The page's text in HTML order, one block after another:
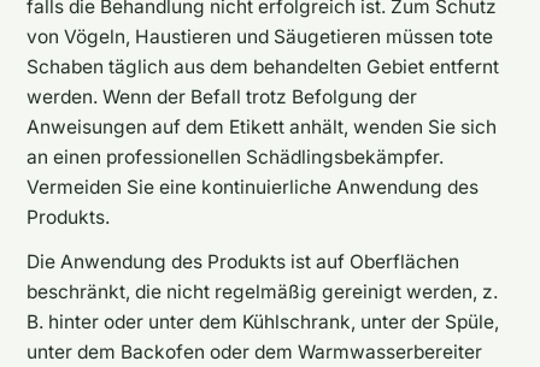
falls die Behandlung nicht erfolgreich ist. Zum Schutz
von Vögeln, Haustieren und Säugetieren müssen tote
Schaben täglich aus dem behandelten Gebiet entfernt
werden. Wenn der Befall trotz Befolgung der
Anweisungen auf dem Etikett anhält, wenden Sie sich
an einen professionellen Schädlingsbekämpfer.
Vermeiden Sie eine kontinuierliche Anwendung des
Produkts.
Die Anwendung des Produkts ist auf Oberflächen
beschränkt, die nicht regelmäßig gereinigt werden, z.
B. hinter oder unter dem Kühlschrank, unter der Spüle,
unter dem Backofen oder dem Warmwasserbereiter